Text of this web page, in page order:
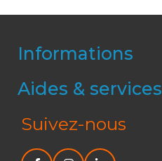
Informations
Aides & services
Suivez-nous